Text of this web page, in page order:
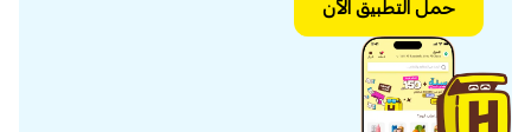
حمل التطبيق الآن